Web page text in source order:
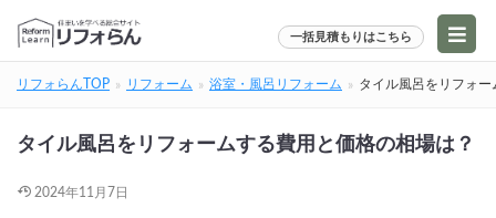
一括見積もりはこちら
リフォらんTOP リフォーム 浴室・風呂リフォーム タイル風呂をリフォ
タイル風呂をリフォームする費用と価格の相場は？
2024年11月7日